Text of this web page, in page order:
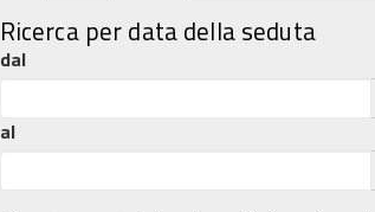
Ricerca per data della seduta
dal
al